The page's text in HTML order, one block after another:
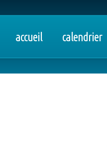
accueil calendrier